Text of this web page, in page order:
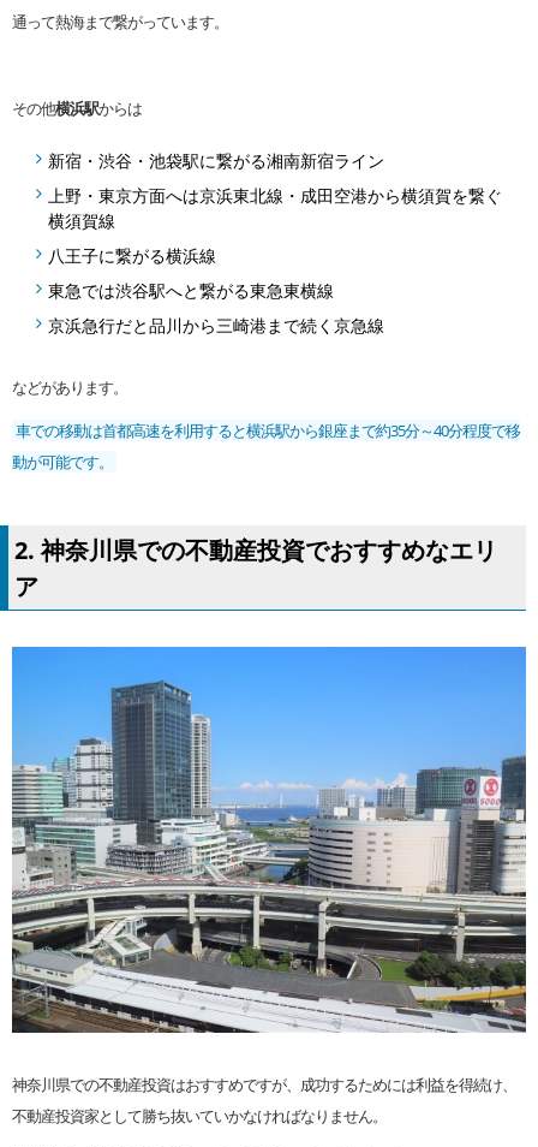
通って熱海まで繋がっています。
その他横浜駅からは
新宿・渋谷・池袋駅に繋がる湘南新宿ライン
上野・東京方面へは京浜東北線・成田空港から横須賀を繋ぐ
横須賀線
八王子に繋がる横浜線
東急では渋谷駅へと繋がる東急東横線
京浜急行だと品川から三崎港まで続く京急線
などがあります。
車での移動は首都高速を利用すると横浜駅から銀座まで約35分～40分程度で移
動が可能です。
2. 神奈川県での不動産投資でおすすめなエリ
ア
神奈川県での不動産投資はおすすめですが、成功するためには利益を得続け、
不動産投資家として勝ち抜いていかなければなりません。